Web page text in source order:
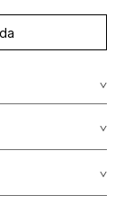
/ no